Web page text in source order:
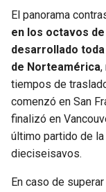
El panorama
en los octavos
desarrollado
de Norteamérica,
tiempos de
comenzó en San
finalizó en
último partido de
dieciseisavos.
En caso de